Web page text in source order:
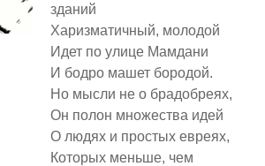
зданий
Харизматичный, молодой
Идет по улице Мамдани
И бодро машет бородой.
Но мысли не о брадобреях,
Он полон множества идей
О людях и простых евреях,
Которых меньше, чем